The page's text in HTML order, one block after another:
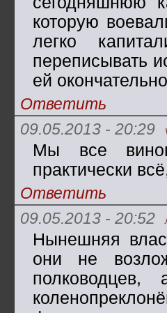
которую
легко
переписывать
ей
Ответить
09.05.2013 - 20:29
Мы все
практически
Ответить
09.05.2013 - 20:52
Нынешняя
они не